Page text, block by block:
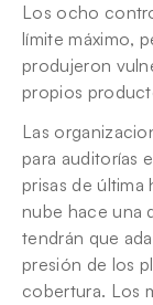
Los ocho
límite máximo,
produjeron
propios
Las
para auditorías
prisas de
nube hace una
tendrán que
presión de los
cobertura. Los